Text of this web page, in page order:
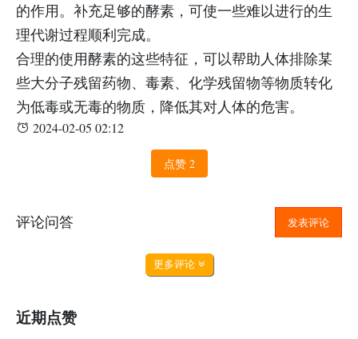
的作用。补充足够的酵素，可使一些难以进行的生
理代谢过程顺利完成。
合理的使用酵素的这些特征，可以帮助人体排除某
些大分子残留药物、毒素、化学残留物等物质转化
为低毒或无毒的物质，降低其对人体的危害。
2024-02-05 02:12
点赞 2
评论问答 发表评论
更多评论
近期点赞